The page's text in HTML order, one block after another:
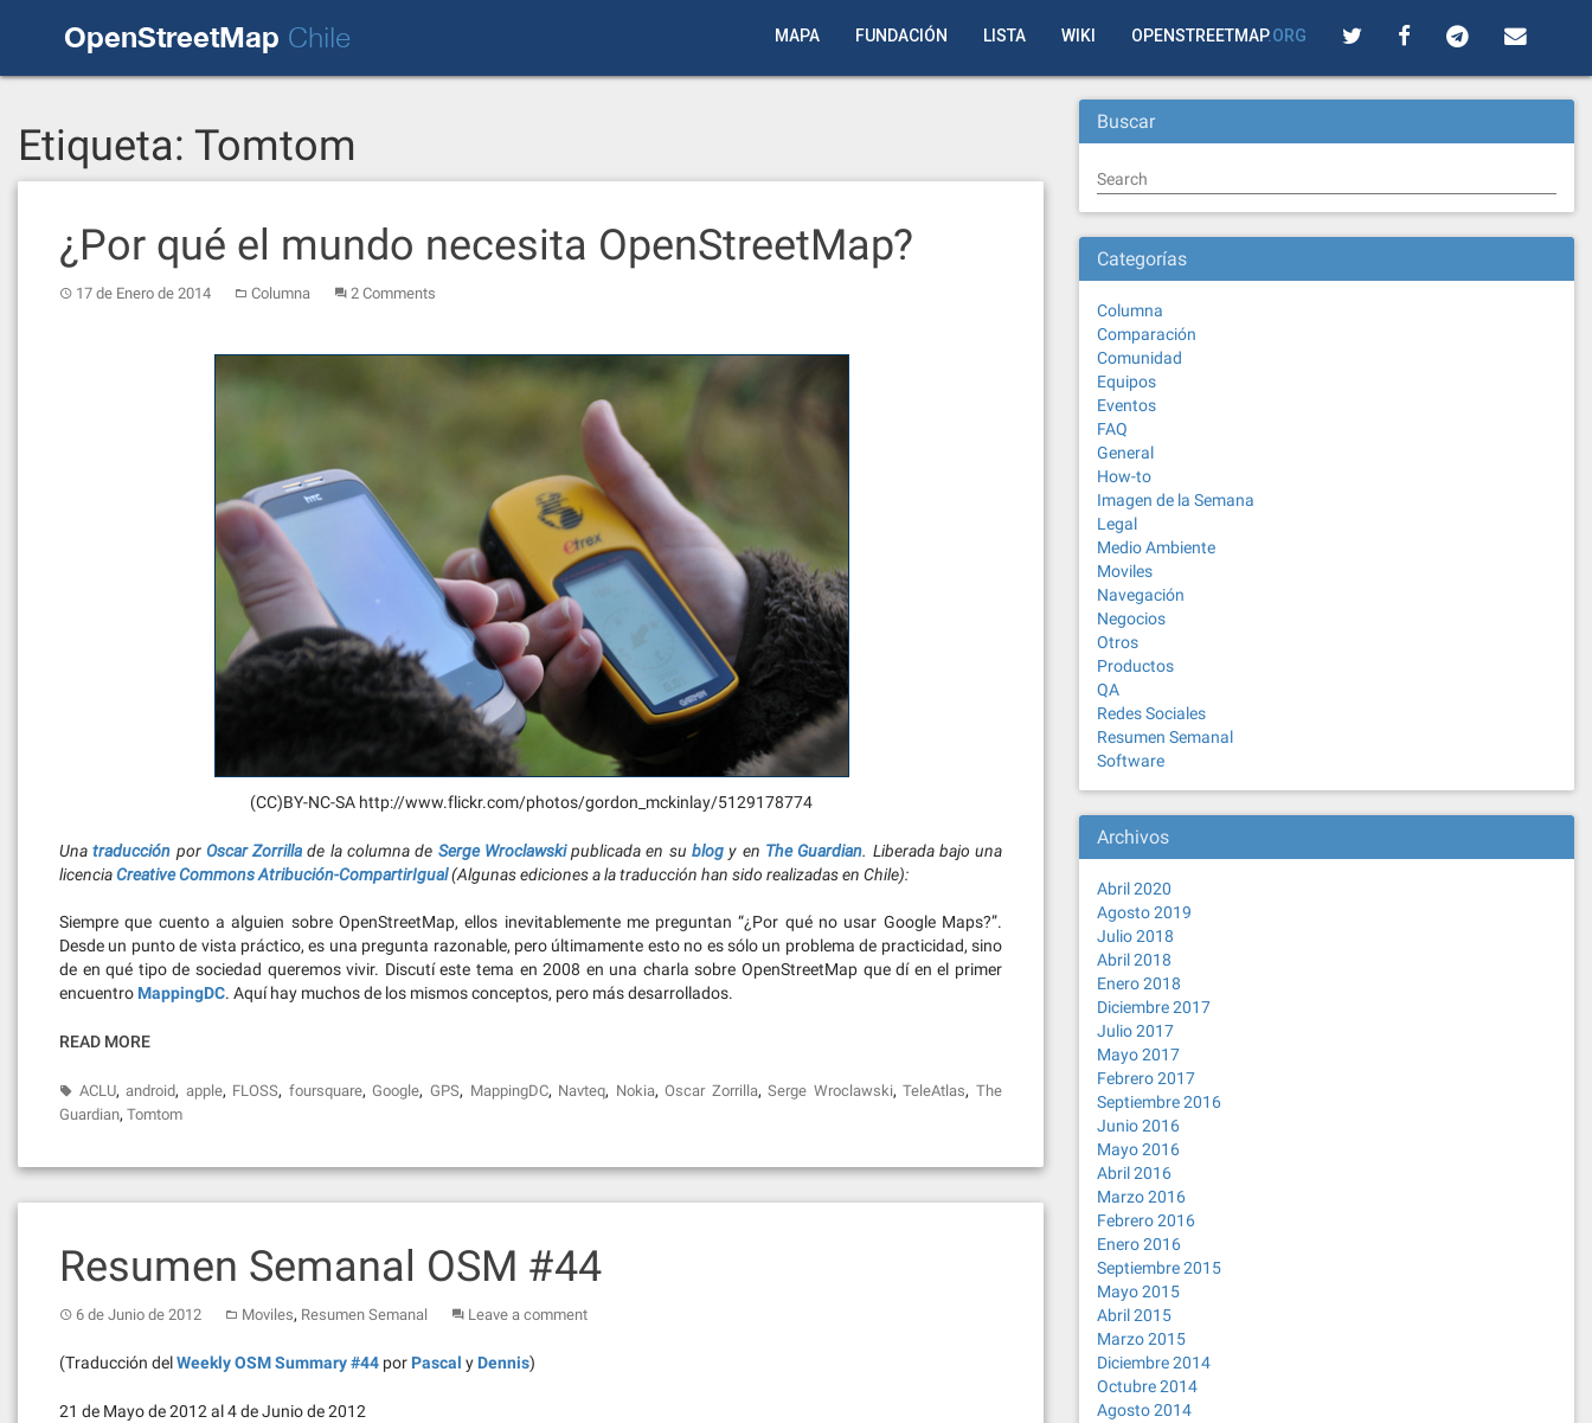
OpenStreetMap Chile MAPA FUNDACIÓN LISTA WIKI OPENSTREETMAP.ORG
Etiqueta: Tomtom
¿Por qué el mundo necesita OpenStreetMap?
17 de Enero de 2014 Columna 2 Comments
(CC)BY-NC-SA http://www.flickr.com/photos/gordon_mckinlay/5129178774
Unatraducción por Oscar Zorrilla de la columna de Serge Wroclawskipublicada en sublog y en The Guardian. Liberada bajo una
licenciaCreative Commons Atribución-CompartirIgual(Algunas ediciones a la traducción han sido realizadas en Chile):
Siempre que cuento a alguien sobre OpenStreetMap, ellos inevitablemente me preguntan “¿Por qué no usar Google Maps?”.
Desde un punto de vista práctico, es una pregunta razonable, pero últimamente esto no es sólo un problema de practicidad, sino
de en qué tipo de sociedad queremos vivir. Discutí este tema en 2008 en una charla sobre OpenStreetMap que dí en el primer
encuentro MappingDC. Aquí hay muchos de los mismos conceptos, pero más desarrollados.
READ MORE
ACLU,android, apple, FLOSS, foursquare,Google, GPS, MappingDC, Navteq, Nokia,Oscar Zorrilla,Serge Wroclawski,TeleAtlas, The
Guardian, Tomtom
Resumen Semanal OSM #44
6 de Junio de 2012 Moviles, Resumen Semanal Leave a comment
(Traducción delWeekly OSM Summary #44 por Pascal y Dennis)
21 de Mayo de 2012 al 4 de Junio de 2012
Buscar
Search
Categorías
Columna
Comparación
Comunidad
Equipos
Eventos
FAQ
General
How-to
Imagen de la Semana
Legal
Medio Ambiente
Moviles
Navegación
Negocios
Otros
Productos
QA
Redes Sociales
Resumen Semanal
Software
Archivos
Abril 2020
Agosto 2019
Julio 2018
Abril 2018
Enero 2018
Diciembre 2017
Julio 2017
Mayo 2017
Febrero 2017
Septiembre 2016
Junio 2016
Mayo 2016
Abril 2016
Marzo 2016
Febrero 2016
Enero 2016
Septiembre 2015
Mayo 2015
Abril 2015
Marzo 2015
Diciembre 2014
Octubre 2014
Agosto 2014